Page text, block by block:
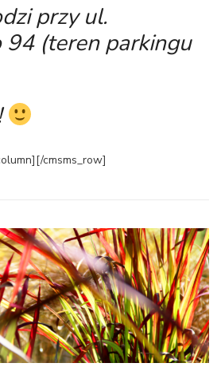
przy ul.
94 (teren parkingu
cmsms_row]